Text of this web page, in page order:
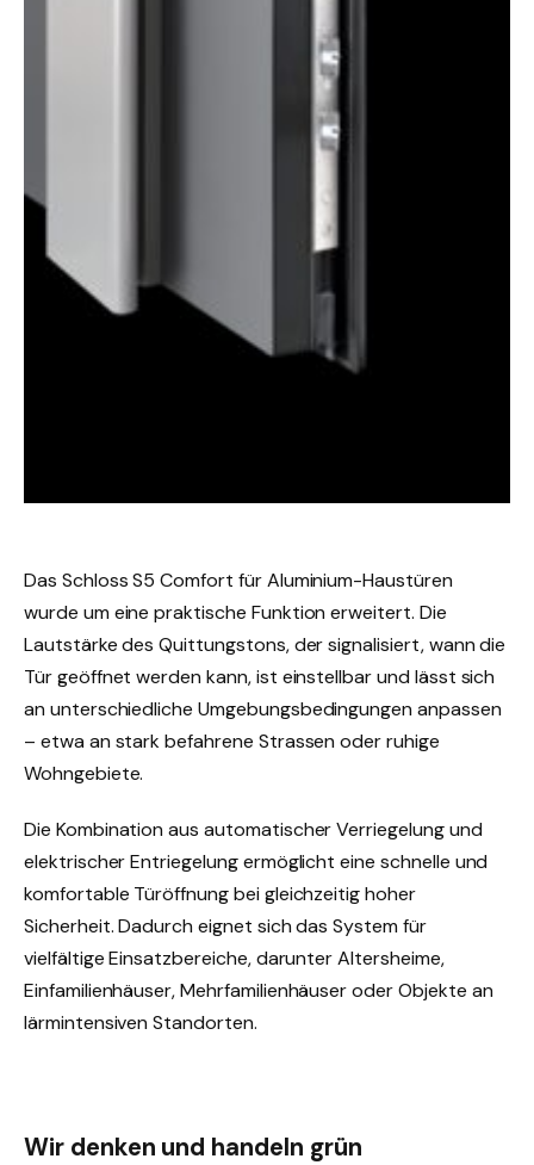
Das Schloss S5 Comfort für Aluminium-Haustüren
wurde um eine praktische Funktion erweitert. Die
Lautstärke des Quittungstons, der signalisiert, wann die
Tür geöffnet werden kann, ist einstellbar und lässt sich
an unterschiedliche Umgebungsbedingungen anpassen
– etwa an stark befahrene Strassen oder ruhige
Wohngebiete.
Die Kombination aus automatischer Verriegelung und
elektrischer Entriegelung ermöglicht eine schnelle und
komfortable Türöffnung bei gleichzeitig hoher
Sicherheit. Dadurch eignet sich das System für
vielfältige Einsatzbereiche, darunter Altersheime,
Einfamilienhäuser, Mehrfamilienhäuser oder Objekte an
lärmintensiven Standorten.
Wir denken und handeln grün